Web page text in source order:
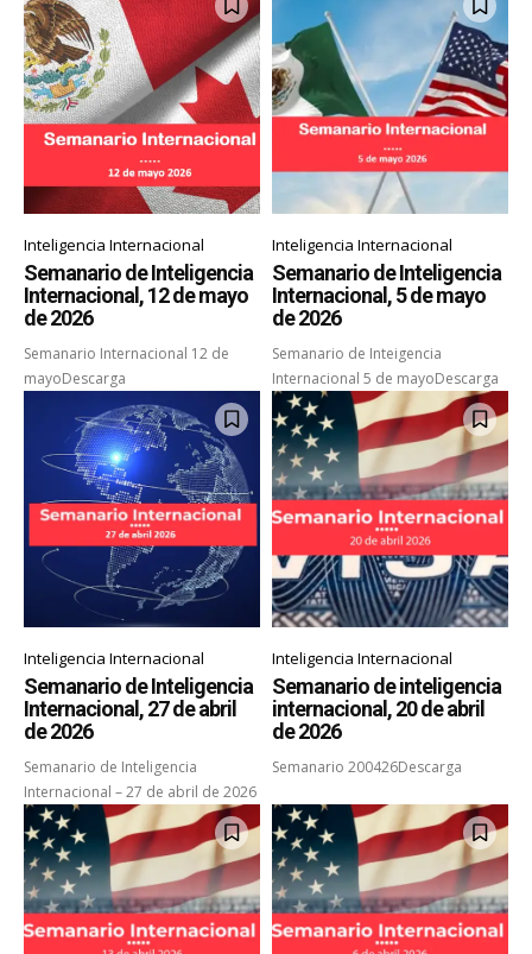
Inteligencia Internacional
Semanario de Inteligencia
Internacional, 12 de mayo
de 2026
Semanario Internacional 12 de
mayoDescarga
Inteligencia Internacional
Semanario de Inteligencia
Internacional, 5 de mayo
de 2026
Semanario de Inteigencia
Internacional 5 de mayoDescarga
Inteligencia Internacional
Semanario de Inteligencia
Internacional, 27 de abril
de 2026
Semanario de Inteligencia
Internacional – 27 de abril de 2026
Inteligencia Internacional
Semanario de inteligencia
internacional, 20 de abril
de 2026
Semanario 200426Descarga